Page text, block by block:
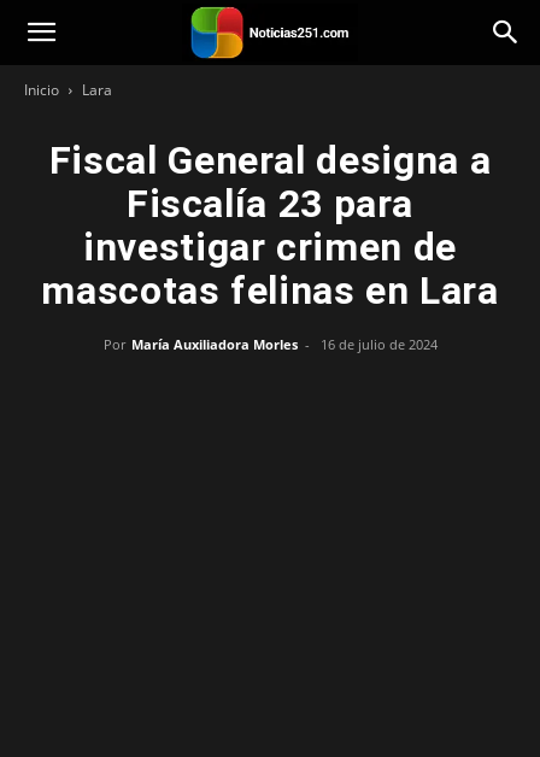
Noticias251
Inicio Lara
Fiscal General designa a
Fiscalía 23 para
investigar crimen de
mascotas felinas en Lara
Por María Auxiliadora Morles - 16 de julio de 2024